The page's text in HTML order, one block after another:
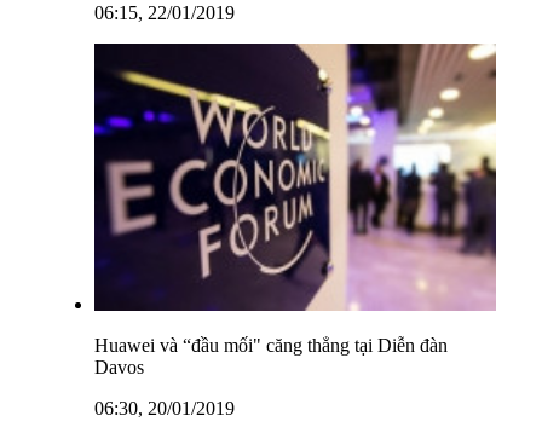
06:15, 22/01/2019
Huawei và “đầu mối" căng thẳng tại Diễn đàn
Davos
06:30, 20/01/2019